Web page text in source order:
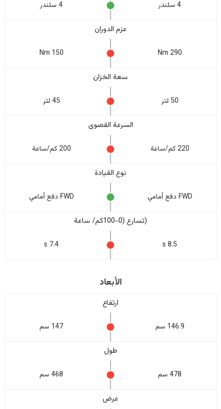
4 سلندر 4 سلندر
عزم الدوران
290 Nm
150 Nm
سعة الخزان
50 لتر 45 لتر
السرعة القصوى
220 كم/ساعة 200 كم/ساعة
نوع القيادة
FWD دفع أمامي FWD دفع أمامي
(تسارع (0-100كم/ ساعة
8.5 s
7.4 s
الأبعاد
ارتفاع
146.9 سم 147 سم
طول
478 سم 468 سم
عرض